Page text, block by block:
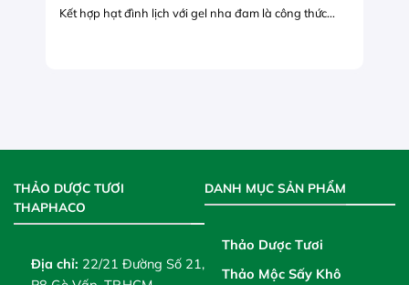
Kết hợp hạt đình lịch với gel nha đam là công thức...
THẢO DƯỢC TƯƠI
THAPHACO
Địa chỉ: 22/21 Đường Số 21,
DANH MỤC SẢN PHẨM
Thảo Dược Tươi
Thảo Mộc Sấy Khô